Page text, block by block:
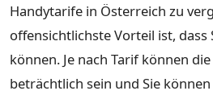
Handytarife in Österreich zu
offensichtlichste Vorteil ist, dass
können. Je nach Tarif können
beträchtlich sein und Sie